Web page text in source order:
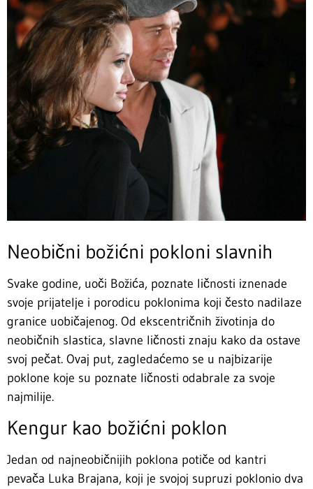
Neobični božićni pokloni slavnih
Svake godine, uoči Božića, poznate ličnosti iznenade
svoje prijatelje i porodicu poklonima koji često nadilaze
granice uobičajenog. Od ekscentričnih životinja do
neobičnih slastica, slavne ličnosti znaju kako da ostave
svoj pečat. Ovaj put, zagledaćemo se u najbizarije
poklone koje su poznate ličnosti odabrale za svoje
najmilije.
Kengur kao božićni poklon
Jedan od najneobičnijih poklona potiče od kantri
pevača Luka Brajana, koji je svojoj supruzi poklonio dva